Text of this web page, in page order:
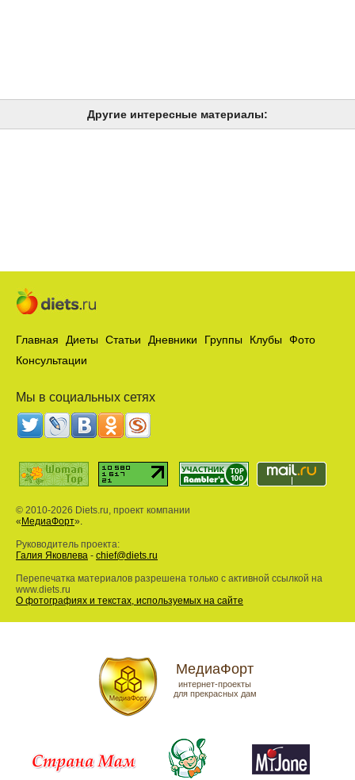
Другие интересные материалы:
Главная Диеты Статьи Дневники Группы Клубы
Фото
Консультации
Мы в социальных сетях
© 2010-2026 Diets.ru, проект компании
« МедиаФорт».
Руководитель проекта:
Галия Яковлева - chief@diets.ru
Перепечатка материалов разрешена только с активной ссылкой на
www.diets.ru
О фотографиях и текстах, используемых на сайте
МедиаФорт
интернет-проекты
для прекрасных дам